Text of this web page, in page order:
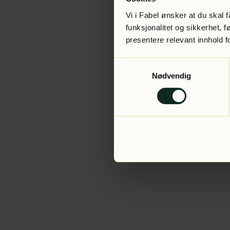
Vi i Fabel ønsker at du skal
funksjonalitet og sikkerhet,
presentere relevant innhold
Nødvendig
Application